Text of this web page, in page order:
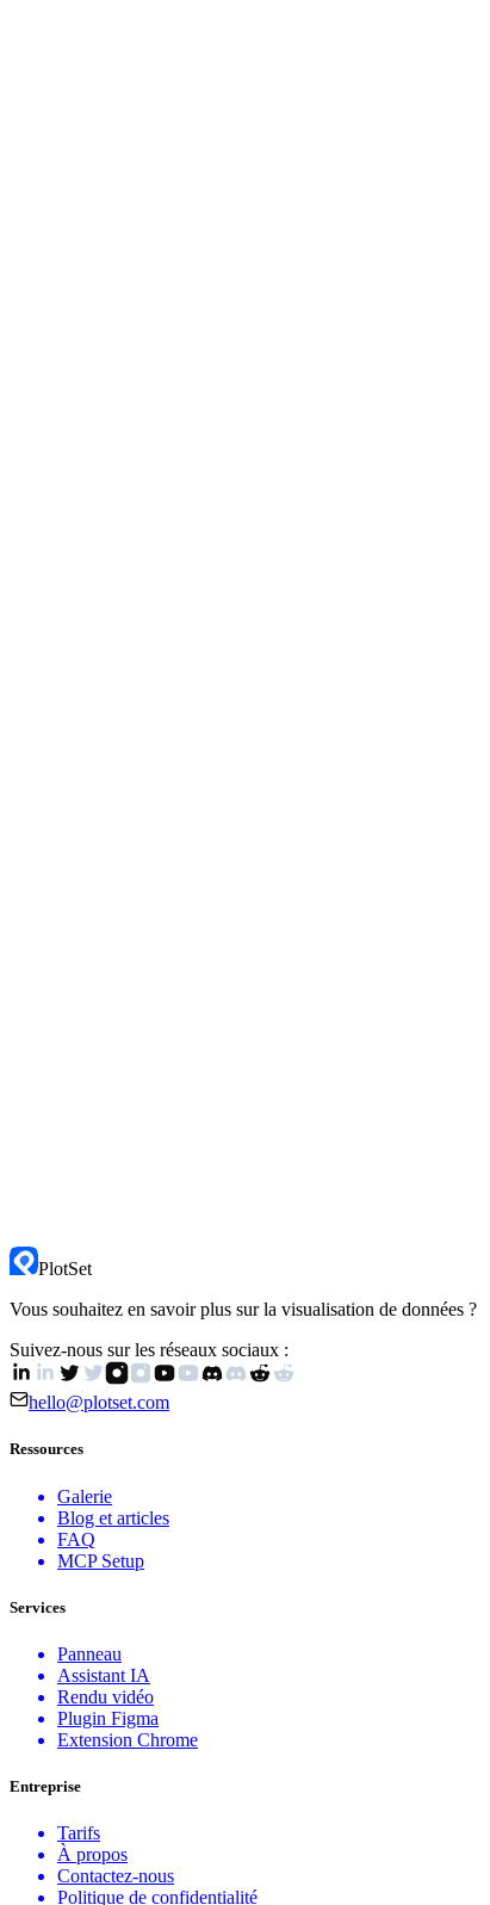
PlotSet
Vous souhaitez en savoir plus sur la visualisation de données ?
Suivez-nous sur les réseaux sociaux :
hello@plotset.com
Ressources
Galerie
Blog et articles
FAQ
MCP Setup
Services
Panneau
Assistant IA
Rendu vidéo
Plugin Figma
Extension Chrome
Entreprise
Tarifs
À propos
Contactez-nous
Politique de confidentialité